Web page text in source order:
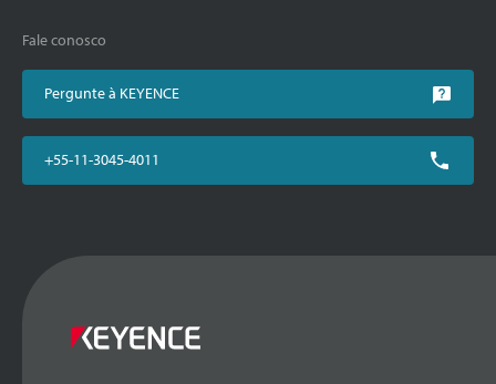
Fale conosco
Pergunte à KEYENCE
+55-11-3045-4011